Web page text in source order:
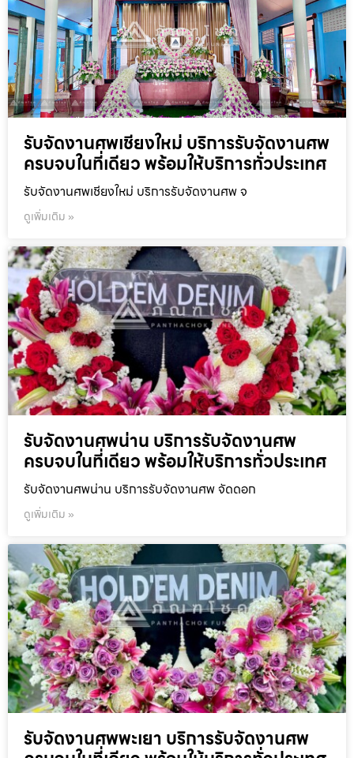
รับจัดงานศพเชียงใหม่ บริการรับจัดงานศพ
ครบจบในที่เดียว พร้อมให้บริการทั่วประเทศ
รับจัดงานศพเชียงใหม่ บริการรับจัดงานศพ จ
ดูเพิ่มเติม »
รับจัดงานศพน่าน บริการรับจัดงานศพ
ครบจบในที่เดียว พร้อมให้บริการทั่วประเทศ
รับจัดงานศพน่าน บริการรับจัดงานศพ จัดดอก
ดูเพิ่มเติม »
รับจัดงานศพพะเยา บริการรับจัดงานศพ